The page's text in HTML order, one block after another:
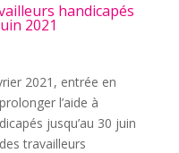
handicapés
2021
2021, entrée en
l’aide à
jusqu’au 30 juin
travailleurs